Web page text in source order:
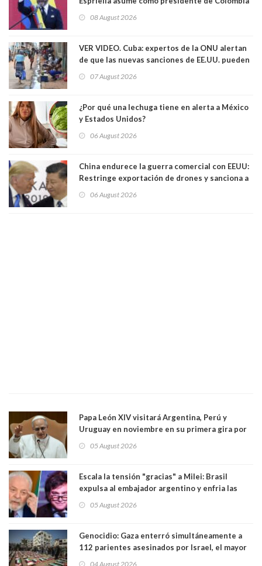
08 August 2026
VER VIDEO. Cuba: expertos de la ONU alertan
de que las nuevas sanciones de EE.UU. pueden
07 August 2026
¿Por qué una lechuga tiene en alerta a México
y Estados Unidos?
06 August 2026
China endurece la guerra comercial con EEUU:
Restringe exportación de drones y sanciona a
06 August 2026
Papa León XIV visitará Argentina, Perú y
Uruguay en noviembre en su primera gira por
05 August 2026
Escala la tensión "gracias" a Milei: Brasil
expulsa al embajador argentino y enfria las
trasandino
05 August 2026
Genocidio: Gaza enterró simultáneamente a
112 parientes asesinados por Israel, el mayor
04 August 2026